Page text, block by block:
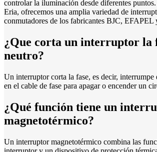
controlar la iluminación desde diferentes
Eria, ofrecemos una amplia variedad de
conmutadores de los fabricantes BJC, EFAPEL
¿Que corta un interruptor la
neutro?
Un interruptor corta la fase, es decir, interrumpe
en el cable de fase para apagar o encender un
¿Qué función tiene un
magnetotérmico?
Un interruptor magnetotérmico combina las